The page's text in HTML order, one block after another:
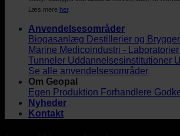
Læs mere her.
Anvendelsesområder
Biogasanlæg Destillerier og
Marine Medicoindustri - Laboratorier
Tunneler Uddannelsesinstitutioner
Se alle anvendelsesområder
Om Geopal
Egen Produktion Forhandlere
Nyheder
Kontakt